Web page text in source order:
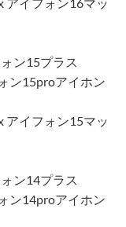
ン15プラス
ン15proアイホン
アイフォン15マッ
ン14プラス
ン14proアイホン